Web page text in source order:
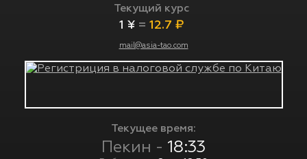
Текущий курс
1 ¥ = 12.7 ₽
mail@asia-tao.com
Текущее время:
Пекин - 18:33